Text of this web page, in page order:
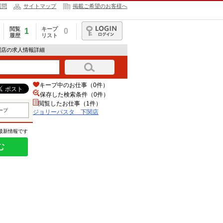
問 サイトマップ 掲載ご希望のお客様へ
閲覧
履歴
1
キープ
リスト
0
ログイン
の求人情報詳細
プ
新情報です
キープ中のお仕事（0件）
保存した検索条件（0件）
閲覧したお仕事（1件）
ジョリーパスタ 下関店